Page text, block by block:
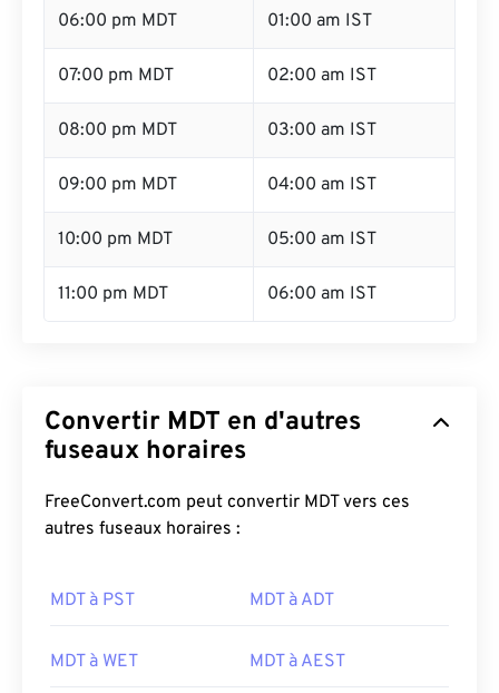
06:00 pm MDT 01:00 am IST
07:00 pm MDT 02:00 am IST
08:00 pm MDT 03:00 am IST
09:00 pm MDT 04:00 am IST
10:00 pm MDT 05:00 am IST
11:00 pm MDT 06:00 am IST
Convertir MDT en d'autres
fuseaux horaires
FreeConvert.com peut convertir MDT vers ces
autres fuseaux horaires :
MDT à PST MDT à ADT
MDT à WET MDT à AEST